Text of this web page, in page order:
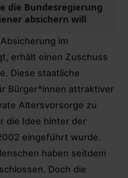
die Bundesregierung
absichern will
im
erhält einen Zuschuss
Diese staatliche
Bürger*innen attraktiver
Altersvorsorge zu
die Idee hinter der
eingeführt wurde.
haben seitdem
Doch die